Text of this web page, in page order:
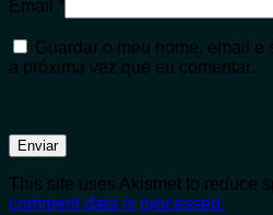
Email *
Guardar o meu nome, email e
a próxima vez que eu comentar.
This site uses Akismet to reduce
comment data is processed.